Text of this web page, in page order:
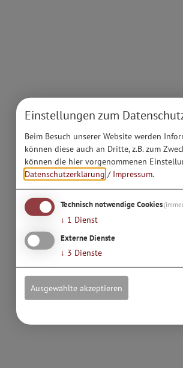
Einstellungen zum
Beim Besuch unserer Website werden
können diese auch an Dritte, z.B. zum
können die hier vorgenommenen
Datenschutzerklärung / Impressum.
Technisch notwendige Cookies
↓ 1 Dienst
Externe Dienste
↓ 3 Dienste
Ausgewählte akzeptieren